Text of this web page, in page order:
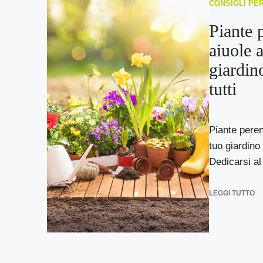
CONSIGLI
Piante
aiuole
tutti
Piante
tuo
Dedicarsi
LEGGI TUTTO